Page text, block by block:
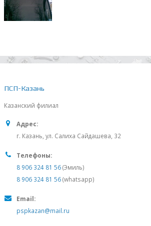
ПСП-Казань
Казанский филиал
Адрес:
г. Казань, ул. Салиха Сайдашева, 32
Телефоны:
8 906 324 81 56(Эмиль)
8 906 324 81 56(whatsapp)
Email:
pspkazan@mail.ru